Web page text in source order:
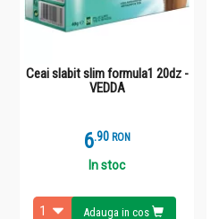
Ceai slabit slim formula1 20dz -
VEDDA
6.9 RON
In stoc
Adauga in cos